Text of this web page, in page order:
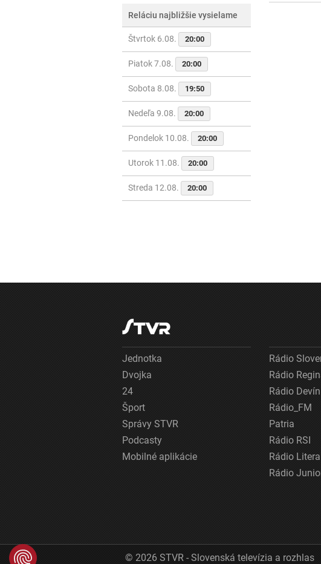
Reláciu najbližšie vysielame
Štvrtok 6.08. 20:00
Piatok 7.08. 20:00
Sobota 8.08. 19:50
Nedeľa 9.08. 20:00
Pondelok 10.08. 20:00
Utorok 11.08. 20:00
Streda 12.08. 20:00
Jednotka
Dvojka
24
Šport
Správy STVR
Podcasty
Mobilné aplikácie
Rádio
Rádio
Rádio Devín
Rádio_FM
Patria
Rádio RSI
Rádio Litera
Rádio
© 2026 STVR - Slovenská televízia a rozhlas